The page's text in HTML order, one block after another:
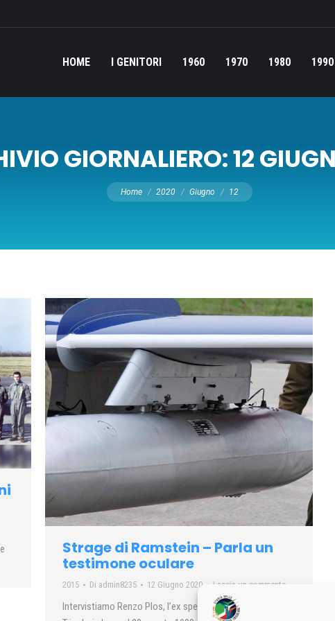
HOME I GENITORI 1960 1970 1980 1990
GIORNALIERO:12
Tu sei qui:
Home 2020 Giugno 12
Strage di Ramstein – Parla un
testimone oculare
2015 Di admin8235 12 Giugno 2020 Lascia un commento
Intervistiamo Renzo Plos, l’ex specialista delle Frecce